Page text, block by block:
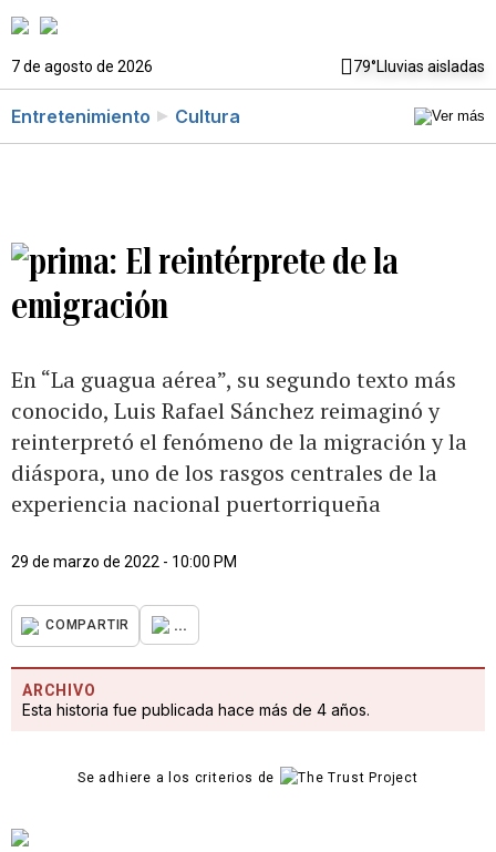
7 de agosto de 2026 79°Lluvias aisladas
Entretenimiento Cultura
El reintérprete de la
emigración
En “La guagua aérea”, su segundo texto más
conocido, Luis Rafael Sánchez reimaginó y
reinterpretó el fenómeno de la migración y la
diáspora, uno de los rasgos centrales de la
experiencia nacional puertorriqueña
29 de marzo de 2022 - 10:00 PM
COMPARTIR ...
ARCHIVO
Esta historia fue publicada hace más de 4 años.
Se adhiere a los criterios de